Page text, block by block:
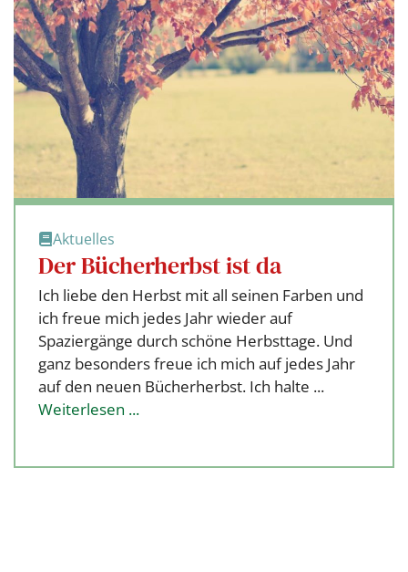
Aktuelles
Der Bücherherbst ist da
Ich liebe den Herbst mit all seinen Farben und
ich freue mich jedes Jahr wieder auf
Spaziergänge durch schöne Herbsttage. Und
ganz besonders freue ich mich auf jedes Jahr
auf den neuen Bücherherbst. Ich halte ...
Weiterlesen ...